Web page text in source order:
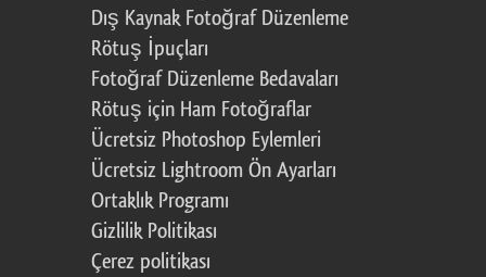
Dış Kaynak Fotoğraf Düzenleme
Rötuş İpuçları
Fotoğraf Düzenleme Bedavaları
Rötuş için Ham Fotoğraflar
Ücretsiz Photoshop Eylemleri
Ücretsiz Lightroom Ön Ayarları
Ortaklık Programı
Gizlilik Politikası
Çerez politikası